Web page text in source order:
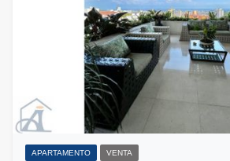
APARTAMENTO VENTA